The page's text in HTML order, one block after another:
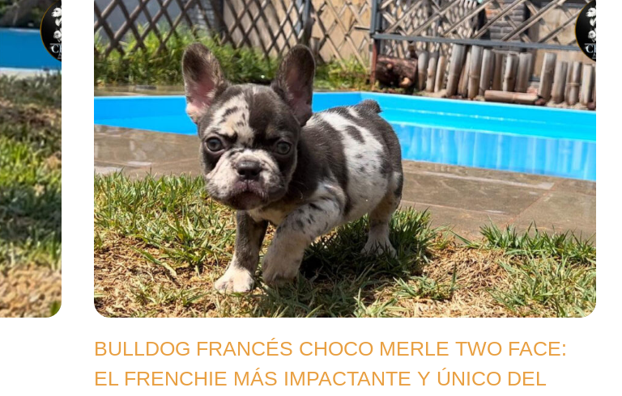
BULLDOG FRANCÉS CHOCO MERLE TWO FACE:
EL FRENCHIE MÁS IMPACTANTE Y ÚNICO DEL